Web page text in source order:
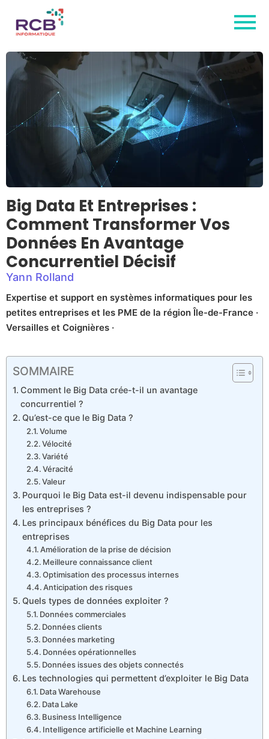
Big Data Et Entreprises :
Comment Transformer Vos
Données En Avantage
Concurrentiel Décisif
Yann Rolland
Expertise et support en systèmes informatiques pour les
petites entreprises et les PME de la région Île-de-France ·
Versailles et Coignières ·
SOMMAIRE
Comment le Big Data crée-t-il un avantage
concurrentiel ?
Qu’est-ce que le Big Data ?
Volume
Vélocité
Variété
Véracité
Valeur
Pourquoi le Big Data est-il devenu indispensable pour
les entreprises ?
Les principaux bénéfices du Big Data pour les
entreprises
Amélioration de la prise de décision
Meilleure connaissance client
Optimisation des processus internes
Anticipation des risques
Quels types de données exploiter ?
Données commerciales
Données clients
Données marketing
Données opérationnelles
Données issues des objets connectés
Les technologies qui permettent d’exploiter le Big Data
Data Warehouse
Data Lake
Business Intelligence
Intelligence artificielle et Machine Learning